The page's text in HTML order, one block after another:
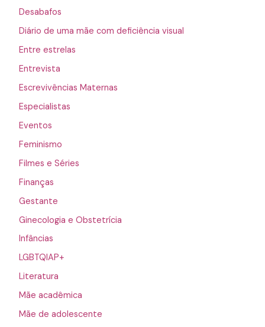
Desabafos
Diário de uma mãe com deficiência visual
Entre estrelas
Entrevista
Escrevivências Maternas
Especialistas
Eventos
Feminismo
Filmes e Séries
Finanças
Gestante
Ginecologia e Obstetrícia
Infâncias
LGBTQIAP+
Literatura
Mãe acadêmica
Mãe de adolescente